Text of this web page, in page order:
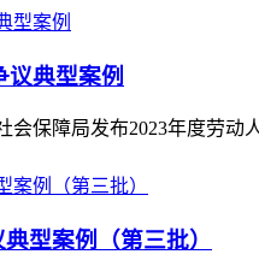
议典型案例
会保障局发布2023年度劳
型案例（第三批）